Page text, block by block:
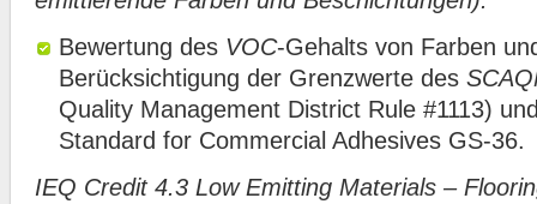
Bewertung des VOC-Gehalts von Farben
Berücksichtigung der Grenzwerte des
Quality Management District Rule #1113)
Standard for Commercial Adhesives GS-36.
IEQ Credit 4.3 Low Emitting Materials –